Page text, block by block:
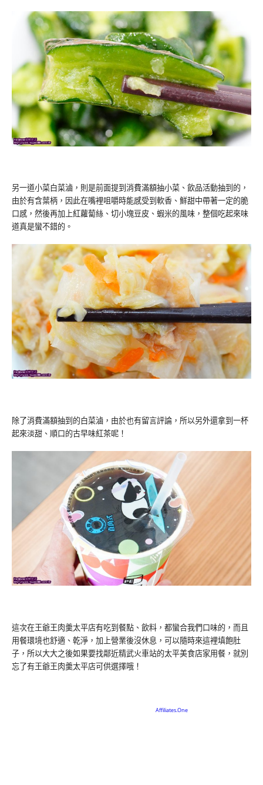
另一道小菜白菜滷，則是前面提到消費滿額抽小菜、飲品活動抽到的，
由於有含葉柄，因此在嘴裡咀嚼時能感受到軟香、鮮甜中帶著一定的脆
口感，然後再加上紅蘿蔔絲、切小塊豆皮、蝦米的風味，整個吃起來味
道真是蠻不錯的。
除了消費滿額抽到的白菜滷，由於也有留言評論，所以另外還拿到一杯
起來淡甜、順口的古早味紅茶呢！
這次在王爺王肉羹太平店有吃到餐點、飲料，都蠻合我們口味的，而且
用餐環境也舒適、乾淨，加上營業後沒休息，可以隨時來這裡填飽肚
子，所以大大之後如果要找鄰近精武火車站的太平美食店家用餐，就別
忘了有王爺王肉羹太平店可供選擇哦！